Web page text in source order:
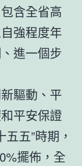
含全省高
強程度年
進一個步
驅動、平
平安保證
五”時期，
擺佈，全